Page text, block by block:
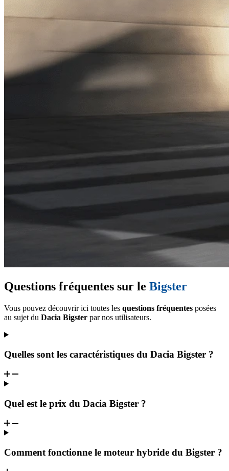
Questions fréquentes sur le Bigster
Vous pouvez découvrir ici toutes les questions fréquentes posées
au sujet du Dacia Bigster par nos utilisateurs.
Quelles sont les caractéristiques du Dacia Bigster ?
Quel est le prix du Dacia Bigster ?
Comment fonctionne le moteur hybride du Bigster ?